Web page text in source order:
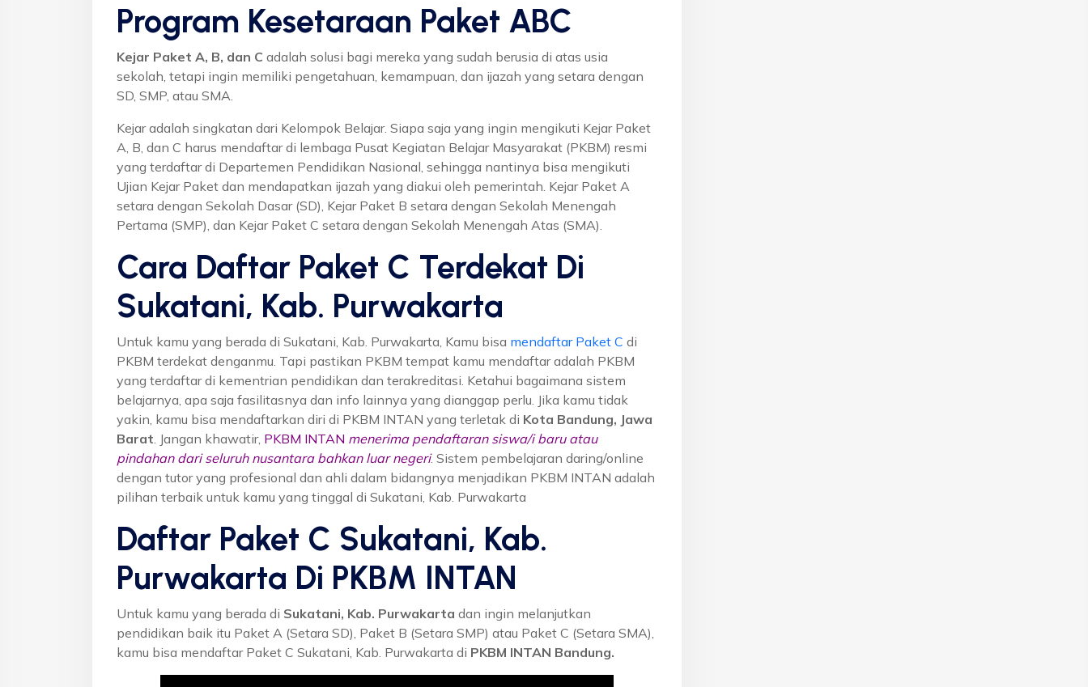
Program Kesetaraan Paket ABC
Kejar Paket A, B, dan C adalah solusi bagi mereka yang sudah berusia di atas usia
sekolah, tetapi ingin memiliki pengetahuan, kemampuan, dan ijazah yang setara dengan
SD, SMP, atau SMA.
Kejar adalah singkatan dari Kelompok Belajar. Siapa saja yang ingin mengikuti Kejar Paket
A, B, dan C harus mendaftar di lembaga Pusat Kegiatan Belajar Masyarakat (PKBM) resmi
yang terdaftar di Departemen Pendidikan Nasional, sehingga nantinya bisa mengikuti
Ujian Kejar Paket dan mendapatkan ijazah yang diakui oleh pemerintah. Kejar Paket A
setara dengan Sekolah Dasar (SD), Kejar Paket B setara dengan Sekolah Menengah
Pertama (SMP), dan Kejar Paket C setara dengan Sekolah Menengah Atas (SMA).
Cara Daftar Paket C Terdekat Di
Sukatani, Kab. Purwakarta
Untuk kamu yang berada di Sukatani, Kab. Purwakarta, Kamu bisa mendaftar Paket C di
PKBM terdekat denganmu. Tapi pastikan PKBM tempat kamu mendaftar adalah PKBM
yang terdaftar di kementrian pendidikan dan terakreditasi. Ketahui bagaimana sistem
belajarnya, apa saja fasilitasnya dan info lainnya yang dianggap perlu. Jika kamu tidak
yakin, kamu bisa mendaftarkan diri di PKBM INTAN yang terletak di Kota Bandung, Jawa
Barat . Jangan khawatir, PKBM INTAN menerima pendaftaran siswa/i baru atau
pindahan dari seluruh nusantara bahkan luar negeri. Sistem pembelajaran daring/online
dengan tutor yang profesional dan ahli dalam bidangnya menjadikan PKBM INTAN adalah
pilihan terbaik untuk kamu yang tinggal di Sukatani, Kab. Purwakarta
Daftar Paket C Sukatani, Kab.
Purwakarta Di PKBM INTAN
Untuk kamu yang berada di Sukatani, Kab. Purwakarta dan ingin melanjutkan
pendidikan baik itu Paket A (Setara SD), Paket B (Setara SMP) atau Paket C (Setara SMA),
kamu bisa mendaftar Paket C Sukatani, Kab. Purwakarta di PKBM INTAN Bandung.